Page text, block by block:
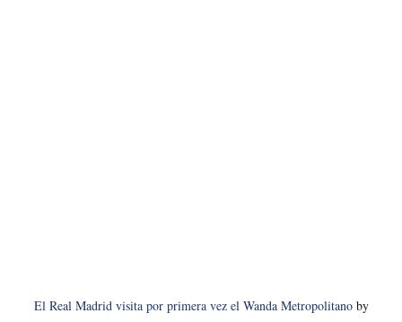
El Real Madrid visita por primera vez el Wanda Metropolitanoby